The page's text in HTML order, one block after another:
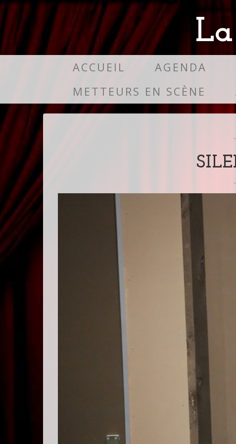
ACCUEIL AGENDA
METTEURS EN SCÈNE